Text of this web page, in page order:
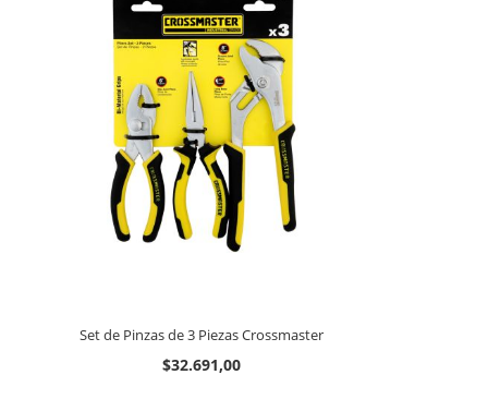
Set de Pinzas de 3 Piezas Crossmaster
$32.691,00